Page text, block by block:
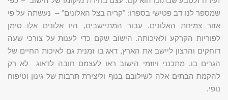
שמספר לנו דב פטישי בספרו: "קריה בצל האלונים" – נעשתה על פי
אזור צמיחת האלונים. עבור המתיישבים, היו אלונים אלו סימן
לפוריות הקרקע ולאיכותה. הישוב שקם כדי לענות על צורכי שעה
דוחקים והרצון ליישב את הארץ, דאג בו זמנית גם לאיכות החיים של
הגרים בו. מתכנני ויוזמי הישוב ראו לעצמם חובה לדאוג לא רק
להקמת הבתים אלה לשילובם בנוף וליצירת תרבות של גינון וטיפוח
נופי.